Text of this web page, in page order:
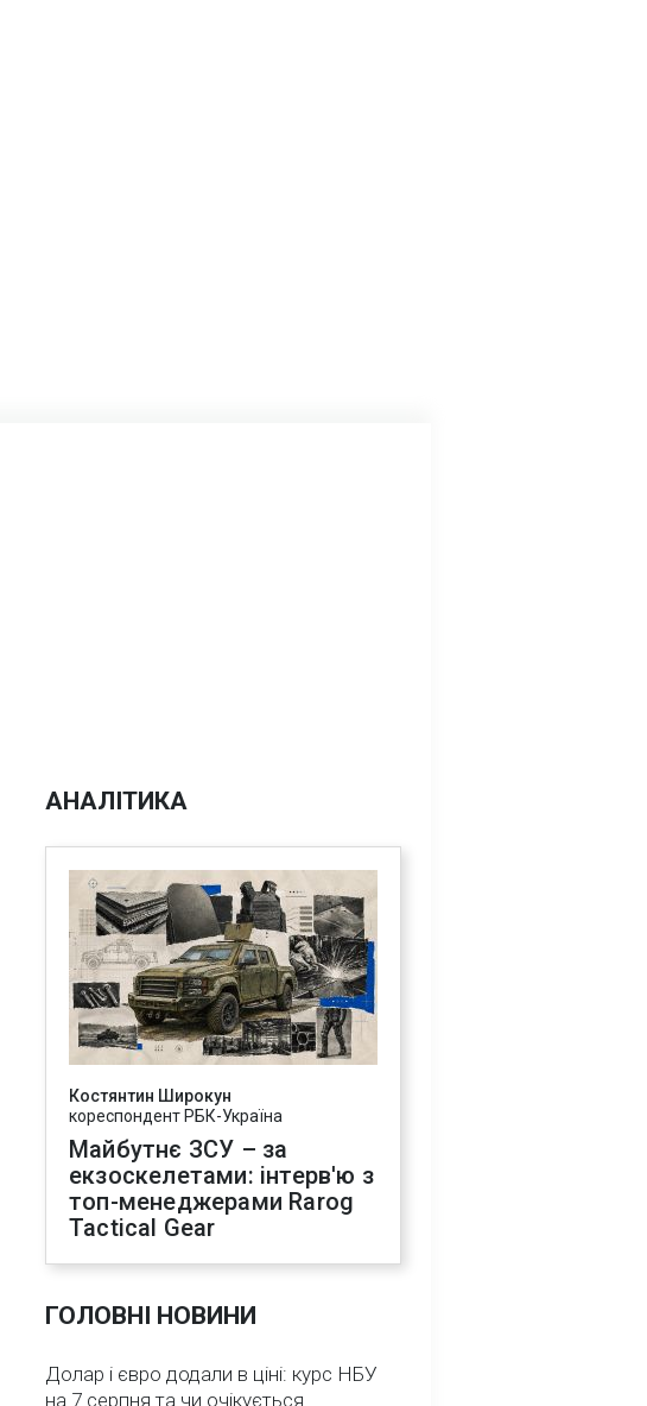
АНАЛІТИКА
Костянтин Широкун
кореспондент РБК-Україна
Майбутнє ЗСУ – за
екзоскелетами: інтерв'ю з
топ-менеджерами Rarog
Tactical Gear
ГОЛОВНІ НОВИНИ
Долар і євро додали в ціні: курс НБУ
на 7 серпня та чи очікується